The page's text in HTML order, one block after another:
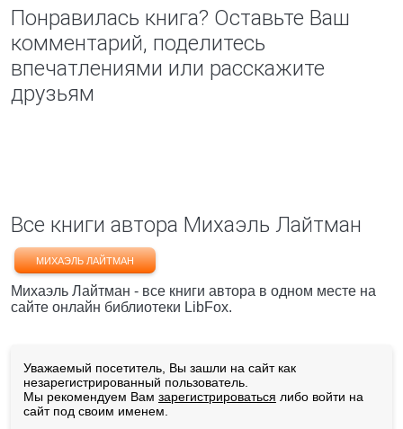
Понравилась книга? Оставьте Ваш
комментарий, поделитесь
впечатлениями или расскажите
друзьям
Все книги автора Михаэль Лайтман
МИХАЭЛЬ ЛАЙТМАН
Михаэль Лайтман - все книги автора в одном месте на
сайте онлайн библиотеки LibFox.
Уважаемый посетитель, Вы зашли на сайт как
незарегистрированный пользователь.
Мы рекомендуем Вам зарегистрироваться либо войти на
сайт под своим именем.